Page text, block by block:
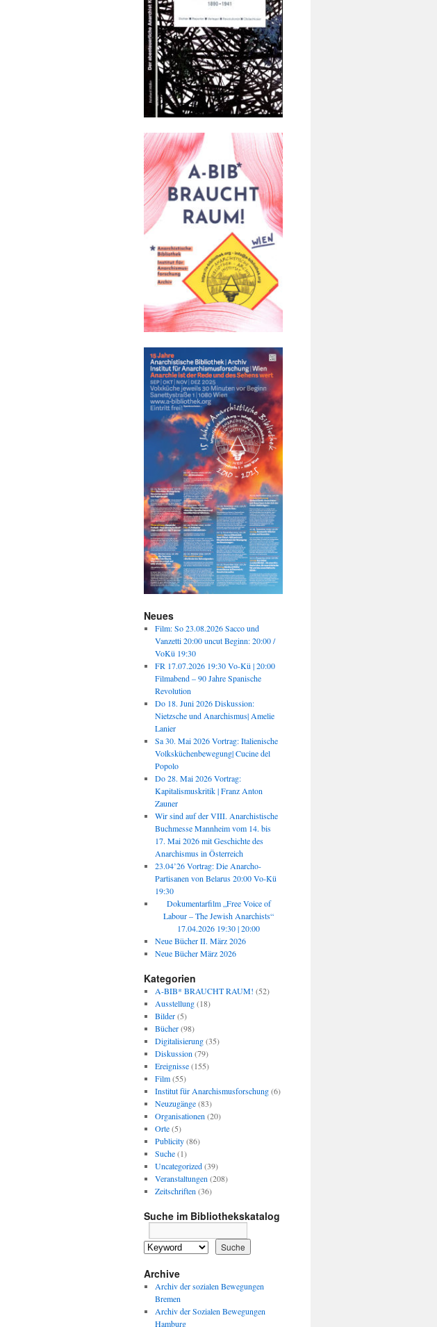
Neues
Film: So 23.08.2026 Sacco und
Vanzetti 20:00 uncut Beginn: 20:00 /
VoKü 19:30
FR 17.07.2026 19:30 Vo-Kü | 20:00
Filmabend – 90 Jahre Spanische
Revolution
Do 18. Juni 2026 Diskussion:
Nietzsche und Anarchismus| Amelie
Lanier
Sa 30. Mai 2026 Vortrag: Italienische
Volksküchenbewegung| Cucine del
Popolo
Do 28. Mai 2026 Vortrag:
Kapitalismuskritik | Franz Anton
Zauner
Wir sind auf der VIII. Anarchistische
Buchmesse Mannheim vom 14. bis
17. Mai 2026 mit Geschichte des
Anarchismus in Österreich
23.04’26 Vortrag: Die Anarcho-
Partisanen von Belarus 20:00 Vo-Kü
19:30
Dokumentarfilm „Free Voice of
Labour – The Jewish Anarchists“
17.04.2026 19:30 | 20:00
Neue Bücher II. März 2026
Neue Bücher März 2026
Kategorien
A-BIB* BRAUCHT RAUM! (52)
Ausstellung(18)
Bilder(5)
Bücher(98)
Digitalisierung(35)
Diskussion(79)
Ereignisse(155)
Film(55)
Institut für Anarchismusforschung(6)
Neuzugänge(83)
Organisationen(20)
Orte(5)
Publicity(86)
Suche(1)
Uncategorized(39)
Veranstaltungen(208)
Zeitschriften(36)
Suche im Bibliothekskatalog
Archive
Archiv der sozialen Bewegungen
Bremen
Archiv der Sozialen Bewegungen
Hamburg